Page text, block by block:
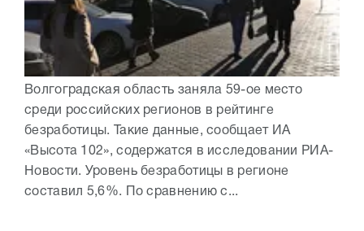
Волгоградская область заняла 59-ое место
среди российских регионов в рейтинге
безработицы. Такие данные, сообщает ИА
«Высота 102», содержатся в исследовании РИА-
Новости. Уровень безработицы в регионе
составил 5,6%. По сравнению с...